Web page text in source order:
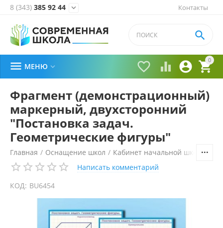
Контакты
8 (343) 385 92 44 
0


 

 МЕНЮ 
Фрагмент (демонстрационный)
маркерный, двухсторонний
"Постановка задач.
Геометрические фигуры"
Главная / Оснащение школ / Кабинет начальной школы
Написать комментарий
КОД: BU6454